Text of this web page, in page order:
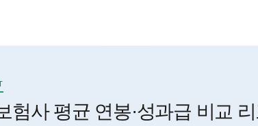
험사 평균 연봉·성과급 비교